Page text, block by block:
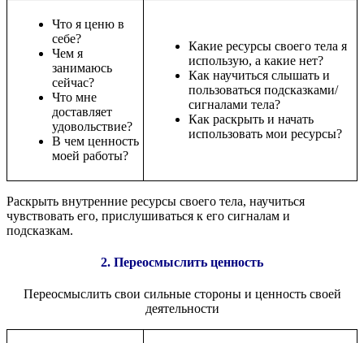
Что я ценю в
себе?
Чем я
занимаюсь
сейчас?
Что мне
доставляет
удовольствие?
В чем ценность
моей работы?
Какие ресурсы своего тела я
использую, а какие нет?
Как научиться слышать и
пользоваться подсказками/
сигналами тела?
Как раскрыть и начать
использовать мои ресурсы?
Раскрыть внутренние ресурсы своего тела, научиться
чувствовать его, прислушиваться к его сигналам и
подсказкам.
2. Переосмыслить ценность
Переосмыслить свои сильные стороны и ценность своей
деятельности